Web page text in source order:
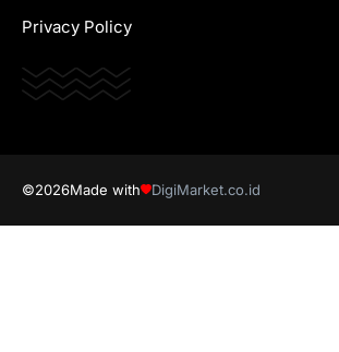
Privacy Policy
©2026Made with DigiMarket.co.id